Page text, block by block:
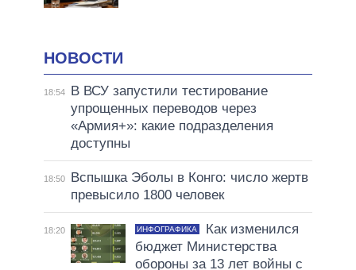
НОВОСТИ
18:54
В ВСУ запустили тестирование
упрощенных переводов через
«Армия+»: какие подразделения
доступны
18:50
Вспышка Эболы в Конго: число жертв
превысило 1800 человек
18:20 ИНФОГРАФИКА
Как изменился
бюджет Министерства
обороны за 13 лет войны с